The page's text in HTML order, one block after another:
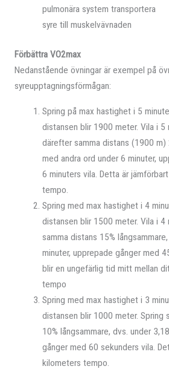
pulmonära system transportera
syre till muskelvävnaden
Förbättra VO2max
Nedanstående övningar är exempel på
syreupptagningsförmågan:
Spring på max hastighet i 5
distansen blir 1900 meter. Vila i 5
därefter samma distans (1900 m)
med andra ord under 6 minuter,
6 minuters vila. Detta är
tempo.
Spring med max hastighet i 4
distansen blir 1500 meter. Vila i 4
samma distans 15%
minuter, upprepade gånger med
blir en ungefärlig tid mitt mellan
tempo
Spring med max hastighet i 3
distansen blir 1000 meter. Spring
10% långsammare, dvs. under
gånger med 60 sekunders vila.
kilometers tempo.